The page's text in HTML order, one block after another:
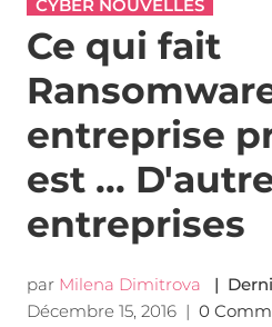
CYBER NOUVELLES
Ce qui fait
entreprise
est ...
entreprises
par Milena Dimitrova
|
Décembre 15, 2016| 0